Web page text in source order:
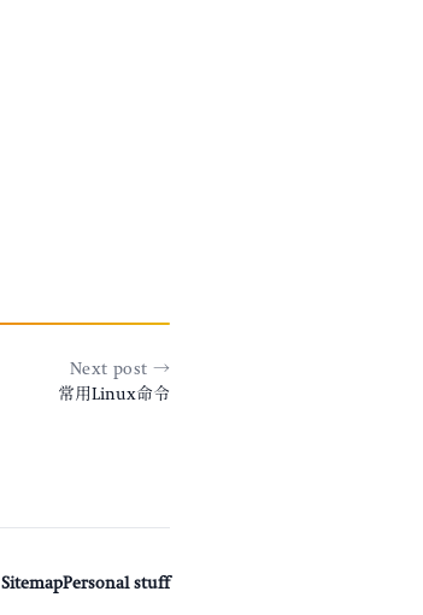
Next post →
常用Linux命令
SitemapPersonal stuff